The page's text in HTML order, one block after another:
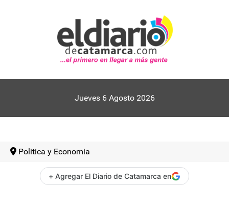
Jueves 6 Agosto 2026
Politica y Economia
+ Agregar El Diario de Catamarca en